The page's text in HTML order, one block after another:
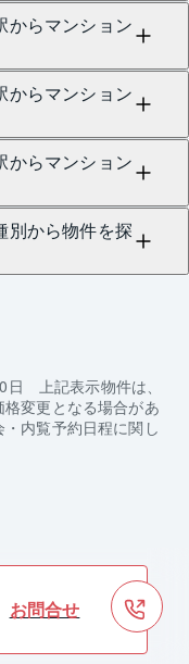
からマンション
からマンション
からマンション
別から物件を探
日
上記表示物件は、
変更となる場合があ
内覧予約日程に関し
お問合せ